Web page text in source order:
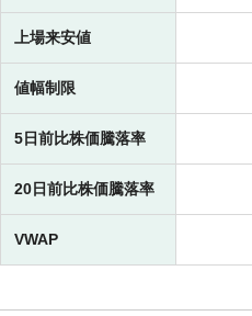
上場来安値
値幅制限
5日前比株価騰落率
20日前比株価騰落率
VWAP